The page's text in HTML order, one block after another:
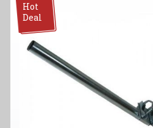
Hot
Deal